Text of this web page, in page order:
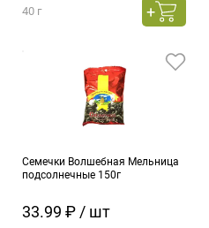
40 г
Семечки Волшебная Мельница
подсолнечные 150г
33.99 ₽ / шт